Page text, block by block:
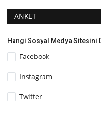
ANKET
Hangi Sosyal Medya Sitesini
Facebook
Instagram
Twitter